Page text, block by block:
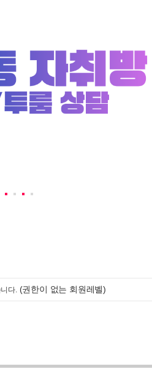
다. (권한이 없는 회원레벨)